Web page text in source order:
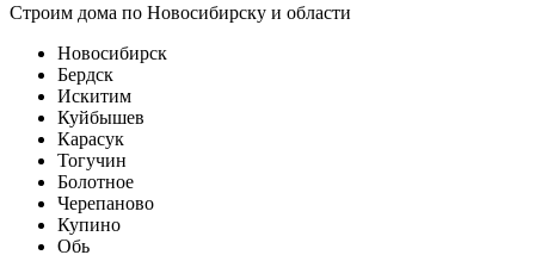
Строим дома по Новосибирску и области
Новосибирск
Бердск
Искитим
Куйбышев
Карасук
Тогучин
Болотное
Черепаново
Купино
Обь